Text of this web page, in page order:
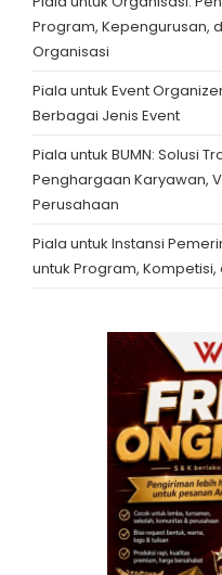
Program, Kepengurusan,
Organisasi
Piala untuk Event
Berbagai Jenis Event
Piala untuk BUMN: Solusi
Penghargaan Karyawan,
Perusahaan
Piala untuk Instansi
untuk Program, Kompetisi,